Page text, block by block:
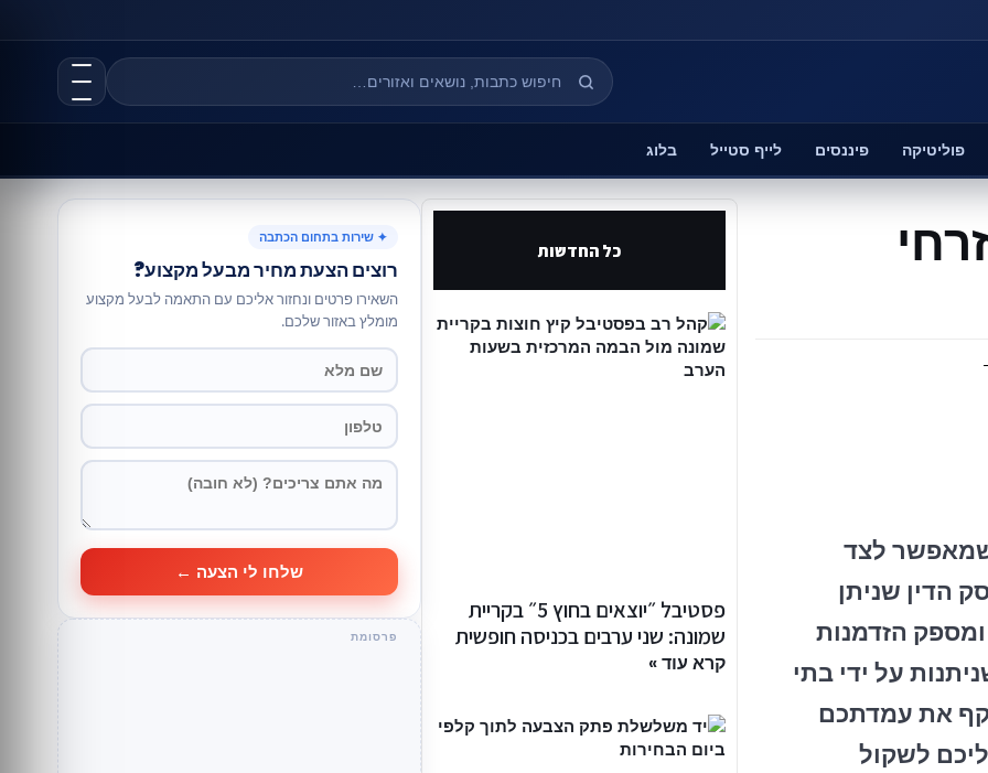
פוליטיקה פיננסים לייף סטייל בלוג
לצד
הדין שניתן
הזדמנות
על ידי בתי
את עמדתכם
לשקול
כל החדשות
פסטיבל ״יוצאים בחוץ 5״ בקריית
שמונה: שני ערבים בכניסה חופשית
קרא עוד »
✦ שירות בתחום הכתבה
רוצים הצעת מחיר מבעל מקצוע?
השאירו פרטים ונחזור אליכם עם התאמה לבעל מקצוע
מומלץ באזור שלכם.
שלחו לי הצעה ←